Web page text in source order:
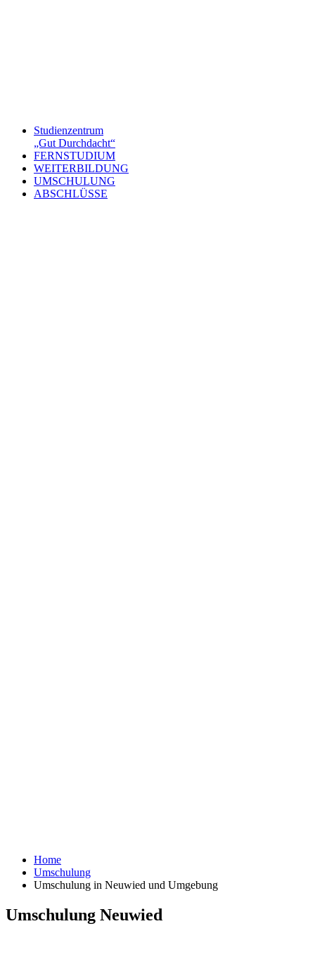
Studienzentrum
„Gut Durchdacht“
FERNSTUDIUM
WEITERBILDUNG
UMSCHULUNG
ABSCHLÜSSE
Home
Umschulung
Umschulung in Neuwied und Umgebung
Umschulung Neuwied